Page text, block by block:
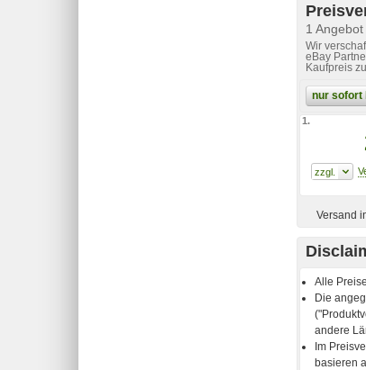
1
Wir
eBay
Kaufpreis
nur sofort
1.
Versand